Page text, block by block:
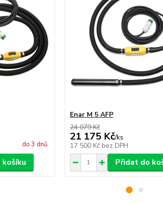
do 3 dnů
Enar M 5 AFP
24 079 Kč
21 175 Kč/ks
17 500 Kč bez DPH
Přidat do